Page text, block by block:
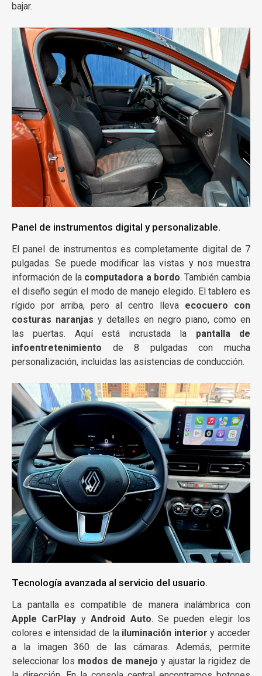
bajar.
Panel de instrumentos digital y personalizable.
El panel de instrumentos es completamente digital de 7
pulgadas. Se puede modificar las vistas y nos muestra
información de la computadora a bordo. También cambia
el diseño según el modo de manejo elegido. El tablero es
rígido por arriba, pero al centro lleva ecocuero con
costuras naranjas y detalles en negro piano, como en
las puertas. Aquí está incrustada la pantalla de
infoentretenimiento de 8 pulgadas con mucha
personalización, incluidas las asistencias de conducción.
Tecnología avanzada al servicio del usuario.
La pantalla es compatible de manera inalámbrica con
Apple CarPlay yAndroid Auto. Se pueden elegir los
colores e intensidad de la iluminación interior y acceder
a la imagen 360 de las cámaras. Además, permite
seleccionar los modos de manejo y ajustar la rigidez de